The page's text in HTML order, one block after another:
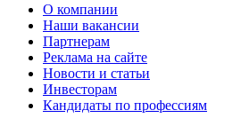
О компании
Наши вакансии
Партнерам
Реклама на сайте
Новости и статьи
Инвесторам
Кандидаты по профессиям